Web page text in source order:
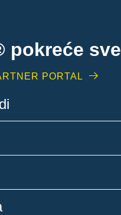
pokreće sve
PORTAL